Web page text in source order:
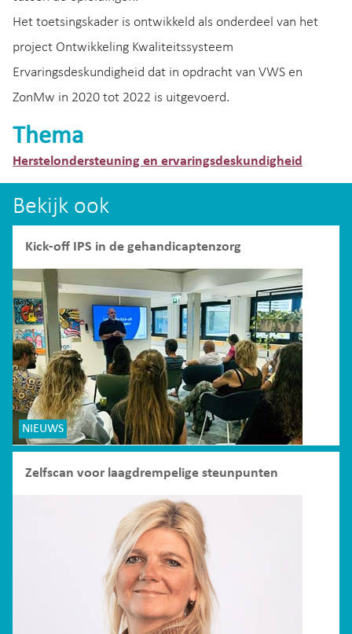
Het toetsingskader is ontwikkeld als onderdeel van het
project Ontwikkeling Kwaliteitssysteem
Ervaringsdeskundigheid dat in opdracht van VWS en
ZonMw in 2020 tot 2022 is uitgevoerd.
Thema
Herstelondersteuning en ervaringsdeskundigheid
Bekijk ook
Kick-off IPS in de gehandicaptenzorg
NIEUWS
Zelfscan voor laagdrempelige steunpunten